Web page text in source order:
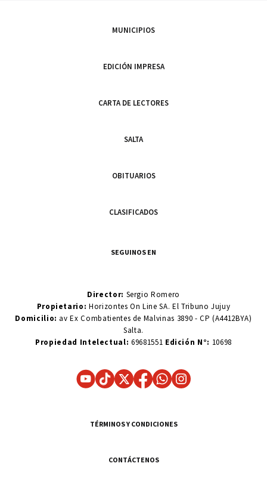
MUNICIPIOS
EDICIÓN IMPRESA
CARTA DE LECTORES
SALTA
OBITUARIOS
CLASIFICADOS
SEGUINOS EN
Director: Sergio Romero
Propietario:Horizontes On Line SA. El Tribuno Jujuy
Domicilio: av Ex Combatientes de Malvinas 3890 - CP (A4412BYA)
Salta.
Propiedad Intelectual: 69681551 Edición N°: 10698
TÉRMINOS Y CONDICIONES
CONTÁCTENOS